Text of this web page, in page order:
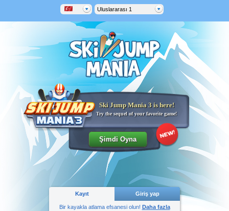
Uluslararası 1
Ski Jump Mania 3 is here!
Try the sequel of your favorite game!
Kayıt Giriş yap
Bir kayakla atlama efsanesi olun! Daha fazla